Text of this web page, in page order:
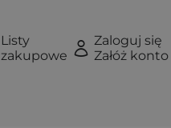
Listy
zakupowe
Zaloguj się
Załóż konto